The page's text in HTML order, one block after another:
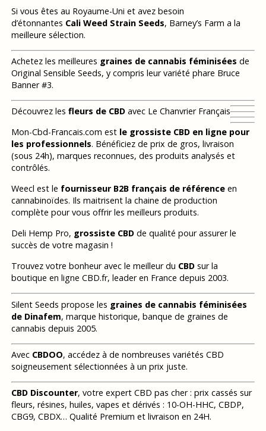
Si vous êtes au Royaume-Uni et avez besoin
d’étonnantes Cali Weed Strain Seeds, Barney’s Farm a la
meilleure sélection.
Achetez les meilleures graines de cannabis féminisées de
Original Sensible Seeds, y compris leur variété phare Bruce
Banner #3.
Découvrez les fleurs de CBDavec Le Chanvrier Français
Mon-Cbd-Francais.com est le grossiste CBD en ligne pour
les professionnels. Bénéficiez de prix de gros, livraison
(sous 24h), marques reconnues, des produits analysés et
contrôlés.
Weecl est le fournisseur B2B français de référenceen
cannabinoïdes. Ils maitrisent la chaine de production
complète pour vous offrir les meilleurs produits.
Deli Hemp Pro, grossiste CBDde qualité pour assurer le
succès de votre magasin !
Trouvez votre bonheur avec le meilleur du CBDsur la
boutique en ligne CBD.fr, leader en France depuis 2003.
Silent Seeds propose les graines de cannabis féminisées
de Dinafem, marque historique, banque de graines de
cannabis depuis 2005.
Avec CBDOO, accédez à de nombreuses variétés CBD
soigneusement sélectionnées à un prix juste.
CBD Discounter, votre expert CBD pas cher : prix cassés sur
fleurs, résines, huiles, vapes et dérivés : 10-OH-HHC, CBDP,
CBG9, CBDX… Qualité Premium et livraison en 24H.